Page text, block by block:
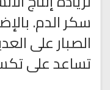
سكر الدم.
الصبار على
تساعد على